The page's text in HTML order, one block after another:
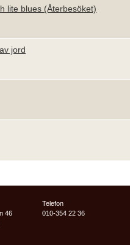
lite blues (Återbesöket)
jord
46
Telefon
010-354 22 36